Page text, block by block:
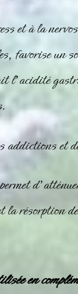
et à la
favorise un
l’acidité
addictions et
résorption
en